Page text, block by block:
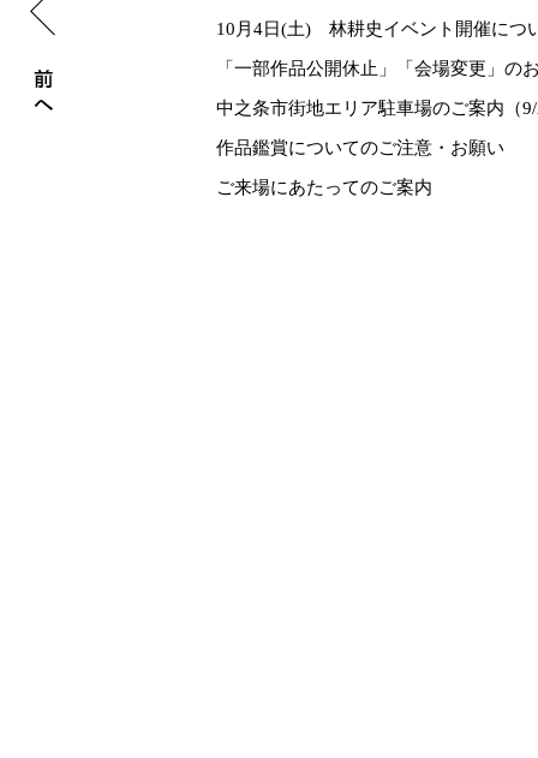
10月4日(土) 林耕史イベント開催につ
「一部作品公開休止」「会場変更」の
中之条市街地エリア駐車場のご案内（
作品鑑賞についてのご注意・お願い
ご来場にあたってのご案内